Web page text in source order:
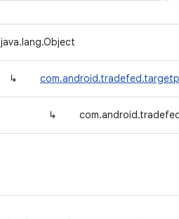
java.lang.Object
↳
↳